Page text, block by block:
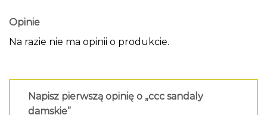
Opinie
Na razie nie ma opinii o produkcie.
Napisz pierwszą opinię o „ccc sandaly
damskie”